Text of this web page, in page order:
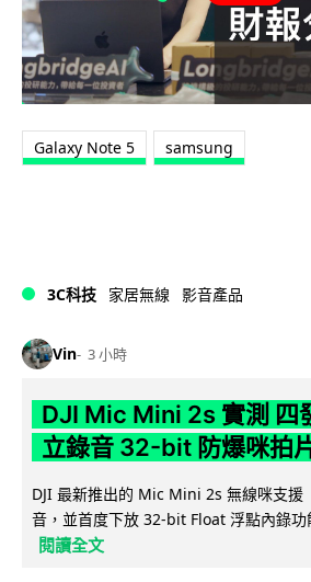
Galaxy Note 5 samsung
3C科技 家居無線 影音產品
Vin 3 小時
DJI Mic Mini 2s 實測 四
立錄音 32-bit 防爆咪拍
DJI 最新推出的 Mic Mini 2s 無線咪支援
音，並首度下放 32-bit Float 浮點內錄功
閱讀全文